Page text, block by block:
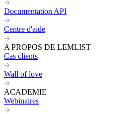
Documentation API
Centre d'aide
A PROPOS DE LEMLIST
Cas clients
Wall of love
ACADEMIE
Webinaires